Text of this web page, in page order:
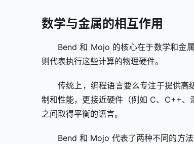
数学与金属的相互作用
Bend 和 Mojo 的核心在于数学和金
则代表执行这些计算的物理硬件。
传统上，编程语言要么专注于提供
制和性能，更接近硬件（例如 C、C++、
之间取得平衡的语言。
Bend 和 Mojo 代表了两种不同的方